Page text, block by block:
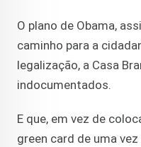
O plano de Obama,
caminho para a
legalização, a Casa
indocumentados.
E que, em vez de
green card de uma